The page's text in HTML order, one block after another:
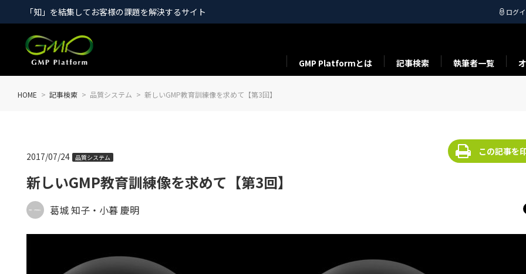
「知」を結集してお客様の課題を解決するサイト ログ
GMP Platformとは 記事検索 執筆者一覧
HOME 記事検索 品質システム 新しいGMP教育訓練像を求めて【第3回】
新しいGMP教育訓練像を求めて【第3回】
2017/07/24 品質システム
この記事を
葛城 知子・小暮 慶明